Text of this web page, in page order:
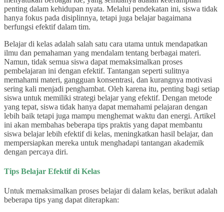
penting dalam kehidupan nyata. Melalui pendekatan ini, siswa tidak
hanya fokus pada disiplinnya, tetapi juga belajar bagaimana
berfungsi efektif dalam tim.
Belajar di kelas adalah salah satu cara utama untuk mendapatkan
ilmu dan pemahaman yang mendalam tentang berbagai materi.
Namun, tidak semua siswa dapat memaksimalkan proses
pembelajaran ini dengan efektif. Tantangan seperti sulitnya
memahami materi, gangguan konsentrasi, dan kurangnya motivasi
sering kali menjadi penghambat. Oleh karena itu, penting bagi setiap
siswa untuk memiliki strategi belajar yang efektif. Dengan metode
yang tepat, siswa tidak hanya dapat memahami pelajaran dengan
lebih baik tetapi juga mampu menghemat waktu dan energi. Artikel
ini akan membahas beberapa tips praktis yang dapat membantu
siswa belajar lebih efektif di kelas, meningkatkan hasil belajar, dan
mempersiapkan mereka untuk menghadapi tantangan akademik
dengan percaya diri.
Tips Belajar Efektif di Kelas
Untuk memaksimalkan proses belajar di dalam kelas, berikut adalah
beberapa tips yang dapat diterapkan: